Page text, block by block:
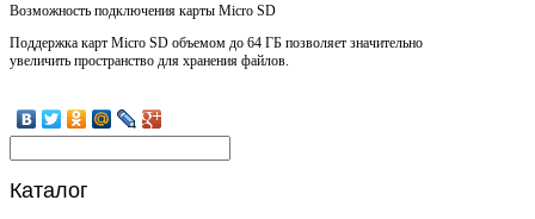
Возможность подключения карты Micro SD
Поддержка карт Micro SD объемом до 64 ГБ позволяет значительно
увеличить пространство для хранения файлов.
Каталог